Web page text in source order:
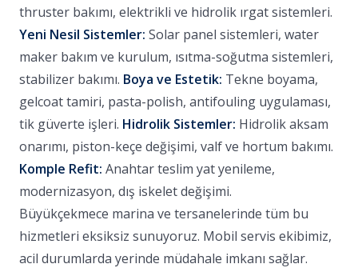
thruster bakımı, elektrikli ve hidrolik ırgat sistemleri.
Yeni Nesil Sistemler: Solar panel sistemleri, water
maker bakım ve kurulum, ısıtma-soğutma sistemleri,
stabilizer bakımı. Boya ve Estetik: Tekne boyama,
gelcoat tamiri, pasta-polish, antifouling uygulaması,
tik güverte işleri. Hidrolik Sistemler: Hidrolik aksam
onarımı, piston-keçe değişimi, valf ve hortum bakımı.
Komple Refit: Anahtar teslim yat yenileme,
modernizasyon, dış iskelet değişimi.
Büyükçekmece marina ve tersanelerinde tüm bu
hizmetleri eksiksiz sunuyoruz. Mobil servis ekibimiz,
acil durumlarda yerinde müdahale imkanı sağlar.